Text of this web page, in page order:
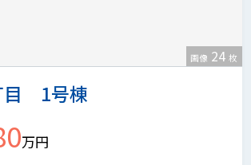
目 1号棟
画像 24 枚
万円